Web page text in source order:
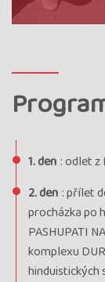
1. den : odlet z
2. den : přílet
procházka po
PASHUPATI
komplexu
hinduistických